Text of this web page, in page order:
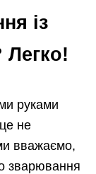
із
Легко!
руками
не
вважаємо,
зварювання